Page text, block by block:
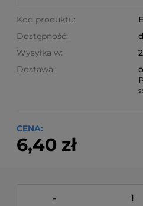
Kod produktu:
Dostępność:
Wysyłka w:
Dostawa:
Cena nie zawiera
CENA:
6,40 zł
-